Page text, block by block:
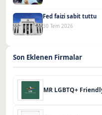
Fed faizi sabit tuttu
30 Tem 2026
Son Eklenen Firmalar
MR LGBTQ+